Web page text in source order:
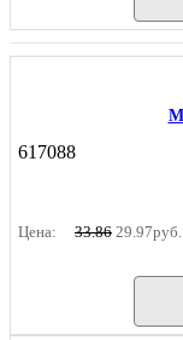
617088
Цена: 33.86 29.97руб.